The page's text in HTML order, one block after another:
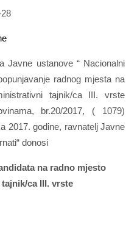
Javne ustanove “ Nacionalni
radnog mjesta na
tajnik/ca III. vrste
br.20/2017, ( 1079)
2017. godine, ravnatelj Javne
donosi
na radno mjesto
ca III. vrste